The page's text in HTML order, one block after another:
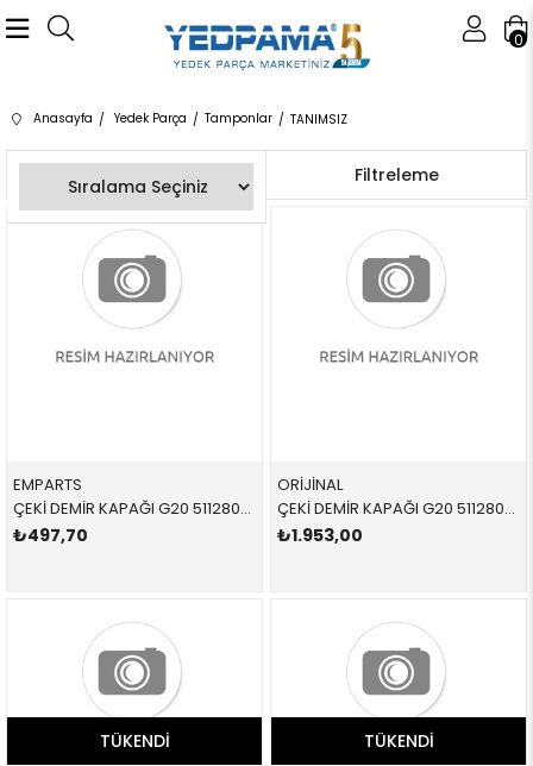
0
Anasayfa Yedek Parça Tamponlar TANIMSIZ
Filtreleme
Sıralama
EMPARTS
ÇEKİ DEMİR KAPAĞI G20 51128099902 51128099902 51128099902 G20 ARKA
₺497,70
ORİJİNAL
ÇEKİ DEMİR KAPAĞI G20 51128099902 51128099902 51128099902
₺1.953,00
TÜKENDI TÜKENDI